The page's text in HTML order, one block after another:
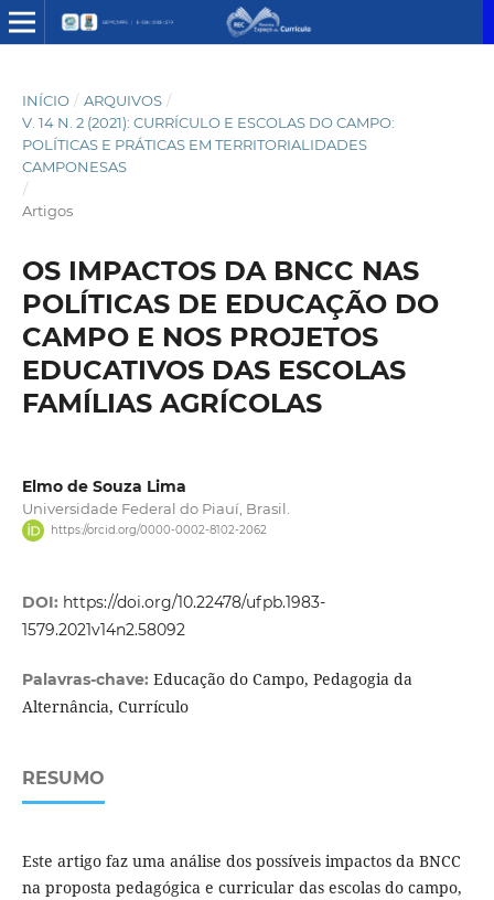
INÍCIO / ARQUIVOS /
V. 14 N. 2 (2021): CURRÍCULO E ESCOLAS DO CAMPO:
POLÍTICAS E PRÁTICAS EM TERRITORIALIDADES
CAMPONESAS
/
Artigos
OS IMPACTOS DA BNCC NAS
POLÍTICAS DE EDUCAÇÃO DO
CAMPO E NOS PROJETOS
EDUCATIVOS DAS ESCOLAS
FAMÍLIAS AGRÍCOLAS
Elmo de Souza Lima
Universidade Federal do Piauí, Brasil.
https://orcid.org/0000-0002-8102-2062
DOI: https://doi.org/10.22478/ufpb.1983-
1579.2021v14n2.58092
Palavras-chave: Educação do Campo, Pedagogia da
Alternância, Currículo
RESUMO
Este artigo faz uma análise dos possíveis impactos da BNCC
na proposta pedagógica e curricular das escolas do campo,